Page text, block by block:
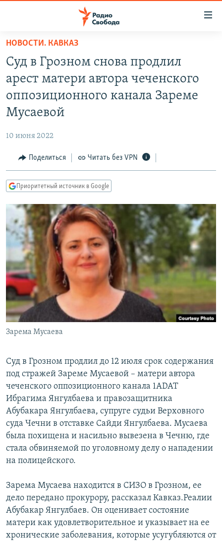
упрощенного
доступа
основному
содержанию
Вернутся
навигации
Вернутся
ПОДКАСТЫ
АВТОРСКИЕ ПРОЕКТЫ
ЦИТАТЫ СВОБОДЫ
IDEL.РЕАЛИИ
КАВКАЗ.РЕАЛИИ
СИБИРЬ.РЕАЛИИ
РАСПИСАНИЕ ВЕЩАНИЯ
ПОДПИШИТЕСЬ НА РАССЫЛКУ
СОЦИАЛЬНЫЕ СЕТИ
НОВОСТИ. КАВКАЗ
Суд в Грозном снова продлил
арест матери автора чеченского
оппозиционного канала Зареме
Мусаевой
10 июня 2022
Поделиться Читать без VPN
Приоритетный источник в Google
Зарема Мусаева
Суд в Грозном продлил до 12 июля срок содержания
под стражей Зареме Мусаевой – матери автора
чеченского оппозиционного канала 1ADAT
Ибрагима Янгулбаева и правозащитника
Абубакара Янгулбаева, супруге судьи Верховного
суда Чечни в отставке Сайди Янгулбаева. Мусаева
была похищена и насильно вывезена в Чечню, где
стала обвиняемой по уголовному делу о нападении
на полицейского.
Зарема Мусаева находится в СИЗО в Грозном, ее
дело передано прокурору, рассказал Кавказ.Реалии
Абубакар Янгулбаев. Он оценивает состояние
матери как удовлетворительное и указывает на ее
хронические заболевания, которые усугубляются от